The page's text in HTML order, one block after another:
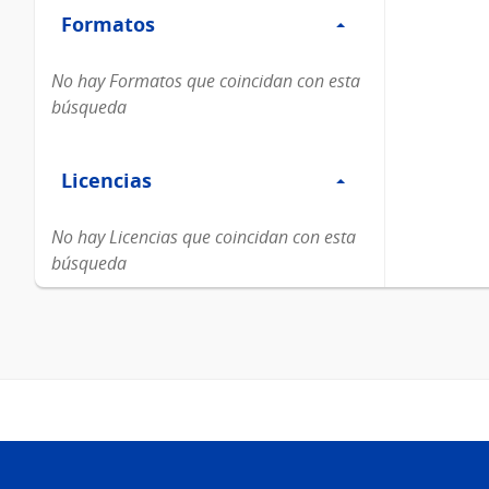
Formatos
Formatos
No hay Formatos que coincidan con esta
búsqueda
Licencias
Licencias
No hay Licencias que coincidan con esta
búsqueda